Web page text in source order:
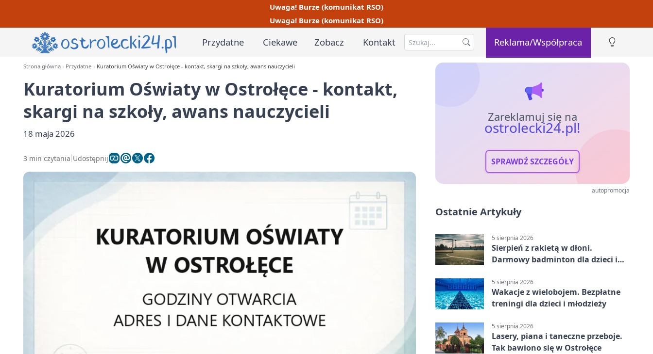
Uwaga! Burze (komunikat RSO)
Uwaga! Burze (komunikat RSO)
Przydatne Ciekawe Zobacz Kontakt Reklama/Współpraca
Strona główna Przydatne Kuratorium Oświaty w Ostrołęce - kontakt, skargi na szkoły, awans nauczycieli
Kuratorium Oświaty w Ostrołęce - kontakt,
skargi na szkoły, awans nauczycieli
18 maja 2026
3 min czytania Udostępnij
Zareklamuj się na
ostrolecki24.pl!
SPRAWDŹ SZCZEGÓŁY
autopromocja
Ostatnie Artykuły
5 sierpnia 2026
Sierpień z rakietą w dłoni.
Darmowy badminton dla dzieci i
5 sierpnia 2026
Wakacje z wielobojem. Bezpłatne
treningi dla dzieci i młodzieży
5 sierpnia 2026
Lasery, piana i taneczne przeboje.
Tak bawiono się w Ostrołęce